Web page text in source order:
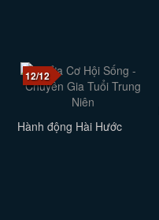
12/12
Hành động Hài Hước